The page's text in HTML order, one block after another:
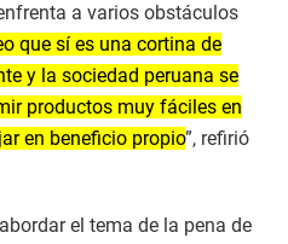
a varios obstáculos
que sí es una cortina de
y la sociedad peruana se
productos muy fáciles en
en beneficio propio”, refirió
el tema de la pena de